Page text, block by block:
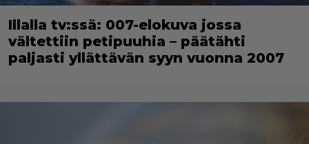
Illalla tv:ssä: 007-elokuva jossa
vältettiin petipuuhia – päätähti
paljasti yllättävän syyn vuonna 2007